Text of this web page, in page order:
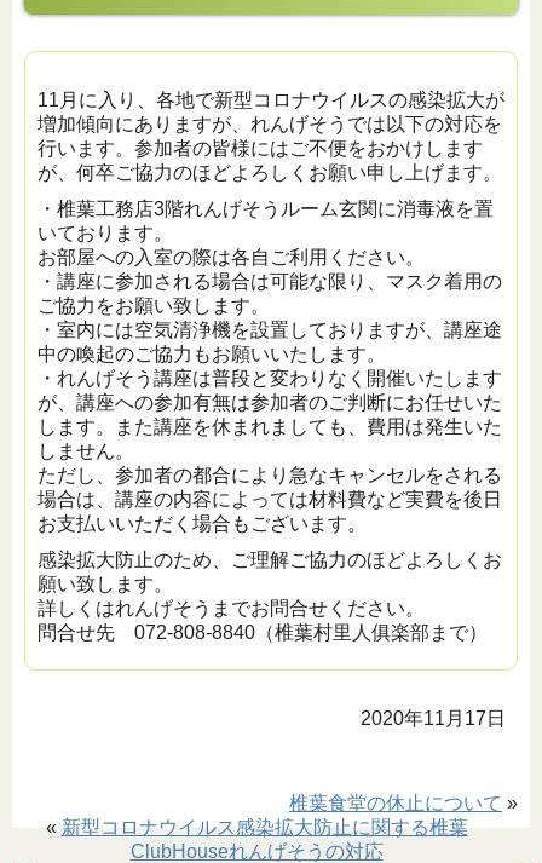
11月に入り、各地で新型コロナウイルスの感染拡大が
増加傾向にありますが、れんげそうでは以下の対応を
行います。参加者の皆様にはご不便をおかけします
が、何卒ご協力のほどよろしくお願い申し上げます。
・椎葉工務店3階れんげそうルーム玄関に消毒液を置
いております。
お部屋への入室の際は各自ご利用ください。
・講座に参加される場合は可能な限り、マスク着用の
ご協力をお願い致します。
・室内には空気清浄機を設置しておりますが、講座途
中の喚起のご協力もお願いいたします。
・れんげそう講座は普段と変わりなく開催いたします
が、講座への参加有無は参加者のご判断にお任せいた
します。また講座を休まれましても、費用は発生いた
しません。
ただし、参加者の都合により急なキャンセルをされる
場合は、講座の内容によっては材料費など実費を後日
お支払いいただく場合もございます。
感染拡大防止のため、ご理解ご協力のほどよろしくお
願い致します。
詳しくはれんげそうまでお問合せください。
問合せ先 072-808-8840（椎葉村里人俱楽部まで）
2020年11月17日
椎葉食堂の休止について »
« 新型コロナウイルス感染拡大防止に関する椎葉
ClubHouseれんげそうの対応